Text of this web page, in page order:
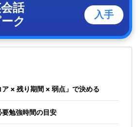
話
ク
入手
× 残り期間 × 弱点」で決める
勉強時間の目安